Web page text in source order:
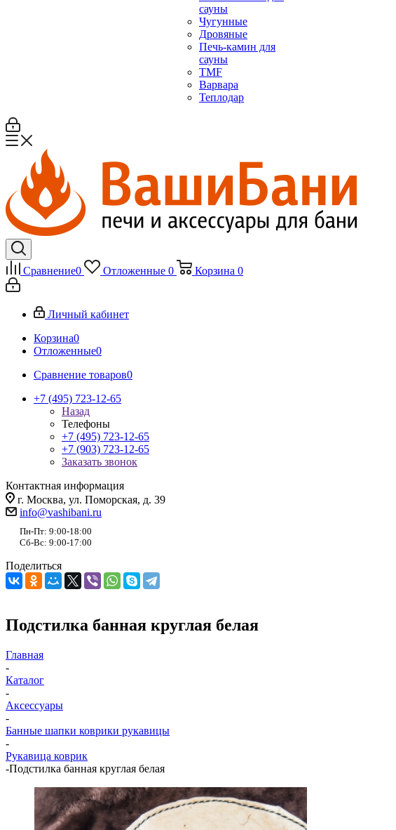
сауны
Чугунные
Дровяные
Печь-камин для
сауны
TMF
Варвара
Теплодар
Сравнение0 Отложенные 0 Корзина 0
Личный кабинет
Корзина0
Отложенные0
Сравнение товаров0
+7 (495) 723-12-65
Назад
Телефоны
+7 (495) 723-12-65
+7 (903) 723-12-65
Заказать звонок
Контактная информация
г. Москва, ул. Поморская, д. 39
info@vashibani.ru
Пн-Пт: 9:00-18:00
Сб-Вс: 9:00-17:00
Поделиться
Подстилка банная круглая белая
Главная
-
Каталог
-
Аксессуары
-
Банные шапки коврики рукавицы
-
Рукавица коврик
-Подстилка банная круглая белая